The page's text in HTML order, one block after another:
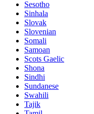
Sesotho
Sinhala
Slovak
Slovenian
Somali
Samoan
Scots Gaelic
Shona
Sindhi
Sundanese
Swahili
Tajik